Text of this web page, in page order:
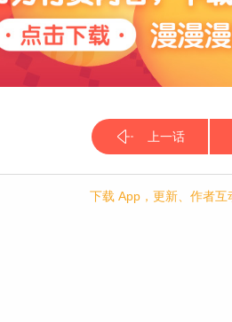
上一话
下载 App，更新、作者